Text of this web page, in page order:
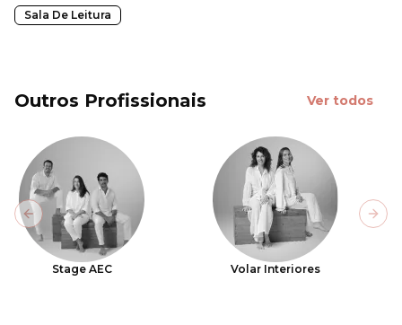
Sala De Leitura
Outros Profissionais Ver todos
Stage AEC Volar Interiores
Previous slide